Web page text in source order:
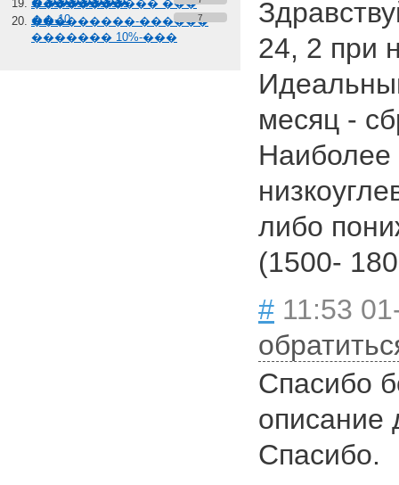
����������� ���
��-10
���������-������
������� 10%-���
7
24, 2 при
месяц -
Наиболее
либо
(1500-
# 11:53
Спасибо
описание
Спасибо.